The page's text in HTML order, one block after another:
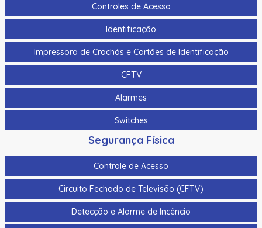
Controles de Acesso
Identificação
Impressora de Crachás e Cartões de Identificação
CFTV
Alarmes
Switches
Segurança Física
Controle de Acesso
Circuito Fechado de Televisão (CFTV)
Detecção e Alarme de Incêncio